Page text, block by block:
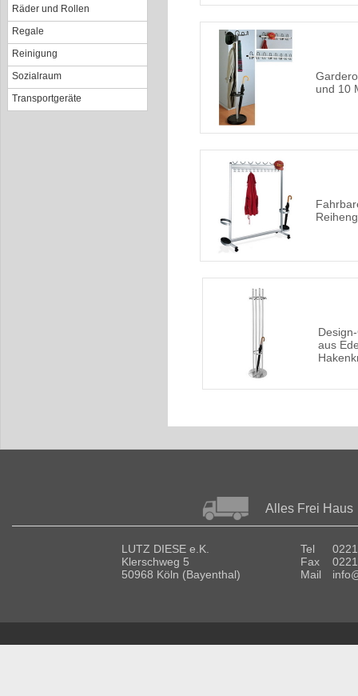
Räder und Rollen
Regale
Reinigung
Sozialraum
Transportgeräte
und 10
aus
Alles Frei Haus
LUTZ DIESE e.K.
Klerschweg 5
50968 Köln (Bayenthal)
Tel
Fax
Mail